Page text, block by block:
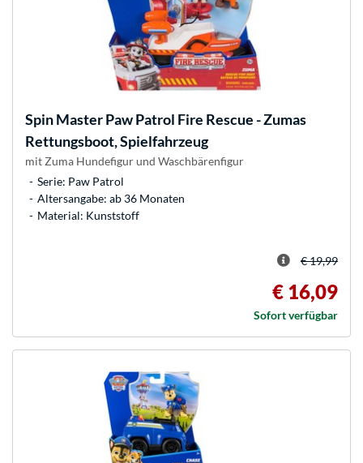
Spin MasterPaw Patrol Fire Rescue - Zumas
Rettungsboot, Spielfahrzeug
mit Zuma Hundefigur und Waschbärenfigur
Serie: Paw Patrol
Altersangabe: ab 36 Monaten
Material: Kunststoff
€ 19,99
€ 16,09
Sofort verfügbar